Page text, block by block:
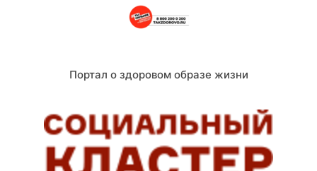
Портал о здоровом образе жизни